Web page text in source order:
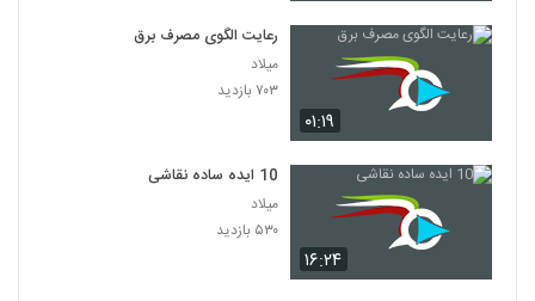
۰۱:۱۹
رعایت الگوی مصرف برق
میلاد
۷۰۳ بازدید
۱۶:۲۴
10 ایده ساده نقاشی
میلاد
۵۳۰ بازدید